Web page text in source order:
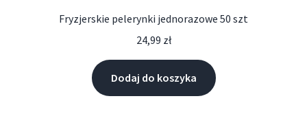
Fryzjerskie pelerynki jednorazowe 50 szt
24,99 zł
Dodaj do koszyka